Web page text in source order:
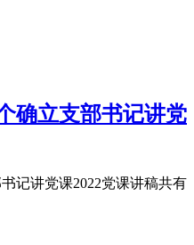
确立支部书记讲党
记讲党课2022党课讲稿共有